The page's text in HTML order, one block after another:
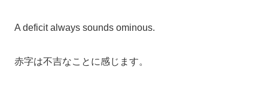
A deficit always sounds ominous.
赤字は不吉なことに感じます。